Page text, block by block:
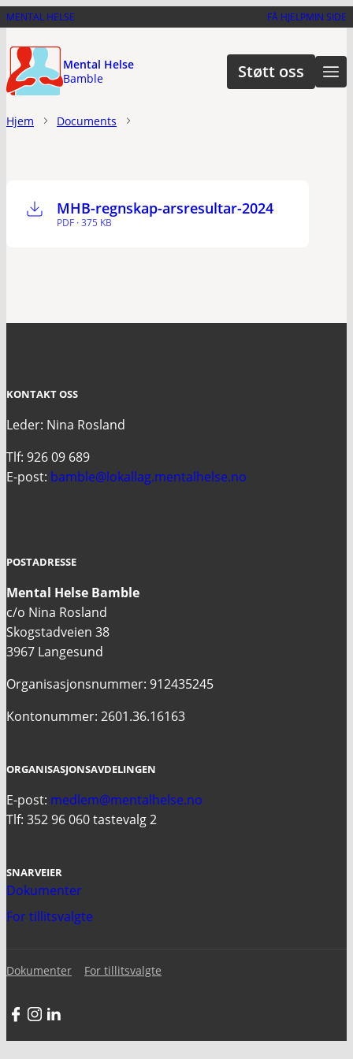
Hopp
hovedinnhold
MENTAL HELSE FÅ HJELPMIN SIDE
Mental Helse
Bamble
Støtt oss
Hjem Documents
MHB-regnskap-arsresultar-2024
PDF · 375 KB
KONTAKT OSS
Leder: Nina Rosland
Tlf: 926 09 689
E-post: bamble@lokallag.mentalhelse.no
POSTADRESSE
Mental Helse Bamble
c/o Nina Rosland
Skogstadveien 38
3967 Langesund
Organisasjonsnummer: 912435245
Kontonummer: 2601.36.16163
ORGANISASJONSAVDELINGEN
E-post: medlem@mentalhelse.no
Tlf: 352 96 060 tastevalg 2
SNARVEIER
Dokumenter
For tillitsvalgte
Dokumenter For tillitsvalgte